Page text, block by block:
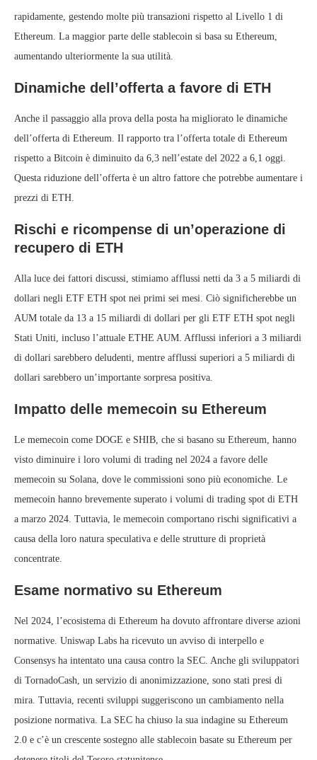
rapidamente, gestendo molte più transazioni rispetto al Livello 1 di
Ethereum. La maggior parte delle stablecoin si basa su Ethereum,
aumentando ulteriormente la sua utilità.
Dinamiche dell’offerta a favore di ETH
Anche il passaggio alla prova della posta ha migliorato le dinamiche
dell’offerta di Ethereum. Il rapporto tra l’offerta totale di Ethereum
rispetto a Bitcoin è diminuito da 6,3 nell’estate del 2022 a 6,1 oggi.
Questa riduzione dell’offerta è un altro fattore che potrebbe aumentare i
prezzi di ETH.
Rischi e ricompense di un’operazione di
recupero di ETH
Alla luce dei fattori discussi, stimiamo afflussi netti da 3 a 5 miliardi di
dollari negli ETF ETH spot nei primi sei mesi. Ciò significherebbe un
AUM totale da 13 a 15 miliardi di dollari per gli ETF ETH spot negli
Stati Uniti, incluso l’attuale ETHE AUM. Afflussi inferiori a 3 miliardi
di dollari sarebbero deludenti, mentre afflussi superiori a 5 miliardi di
dollari sarebbero un’importante sorpresa positiva.
Impatto delle memecoin su Ethereum
Le memecoin come DOGE e SHIB, che si basano su Ethereum, hanno
visto diminuire i loro volumi di trading nel 2024 a favore delle
memecoin su Solana, dove le commissioni sono più economiche. Le
memecoin hanno brevemente superato i volumi di trading spot di ETH
a marzo 2024. Tuttavia, le memecoin comportano rischi significativi a
causa della loro natura speculativa e delle strutture di proprietà
concentrate.
Esame normativo su Ethereum
Nel 2024, l’ecosistema di Ethereum ha dovuto affrontare diverse azioni
normative. Uniswap Labs ha ricevuto un avviso di interpello e
Consensys ha intentato una causa contro la SEC. Anche gli sviluppatori
di TornadoCash, un servizio di anonimizzazione, sono stati presi di
mira. Tuttavia, recenti sviluppi suggeriscono un cambiamento nella
posizione normativa. La SEC ha chiuso la sua indagine su Ethereum
2.0 e c’è un crescente sostegno alle stablecoin basate su Ethereum per